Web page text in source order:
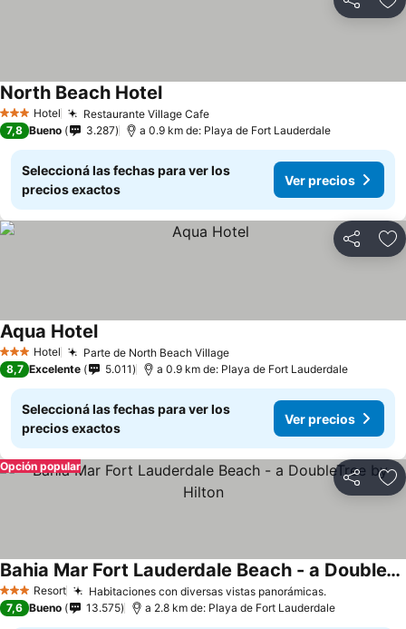
Compartir
3 Estrellas
Hotel Restaurante Village CafeVer precios
North Beach HotelVer precios
7,8 Bueno 3.287 a 0.9 km de: Playa de Fort Lauderdale
Seleccioná las fechas para ver los
precios exactos
Ver precios
Compartir
3 Estrellas
Hotel Parte de North Beach VillageVer precios
Aqua HotelVer precios
8,7 Excelente 5.011 a 0.9 km de: Playa de Fort Lauderdale
Seleccioná las fechas para ver los
precios exactos
Ver precios
Compartir
Opción popular
3 EstrellasResort Habitaciones con diversas vistas panorámicas.Ver precios
Bahia Mar Fort Lauderdale Beach - a DoubleTree by Hilton
Ver precios
7,6 Bueno 13.575 a 2.8 km de: Playa de Fort Lauderdale